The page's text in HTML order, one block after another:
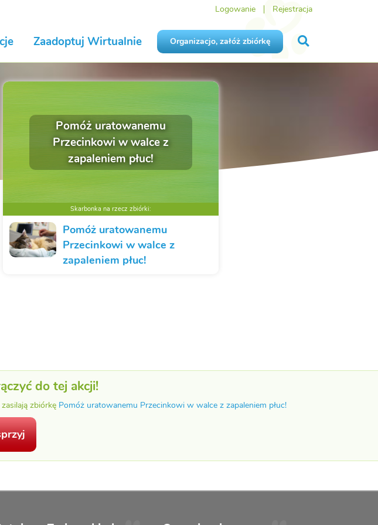
Logowanie Rejestracja
Zaadoptuj Wirtualnie Organizacjo, załóż zbiórkę
Pomóż uratowanemu
Przecinkowi w walce z
zapaleniem płuc!
Skarbonka na rzecz zbiórki:
Pomóż uratowanemu
Przecinkowi w walce z
zapaleniem płuc!
do tej akcji!
zasilają zbiórkę Pomóż uratowanemu Przecinkowi w walce z zapaleniem płuc!